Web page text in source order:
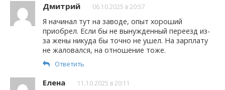
Дмитрий 06.10.2025 в 20:57
Я начинал тут на заводе, опыт хороший
приобрел. Если бы не вынужденный переезд из-
за жены никуда бы точно не ушел. На зарплату
не жаловался, на отношение тоже.
Ответить
Елена 11.10.2025 в 20:11